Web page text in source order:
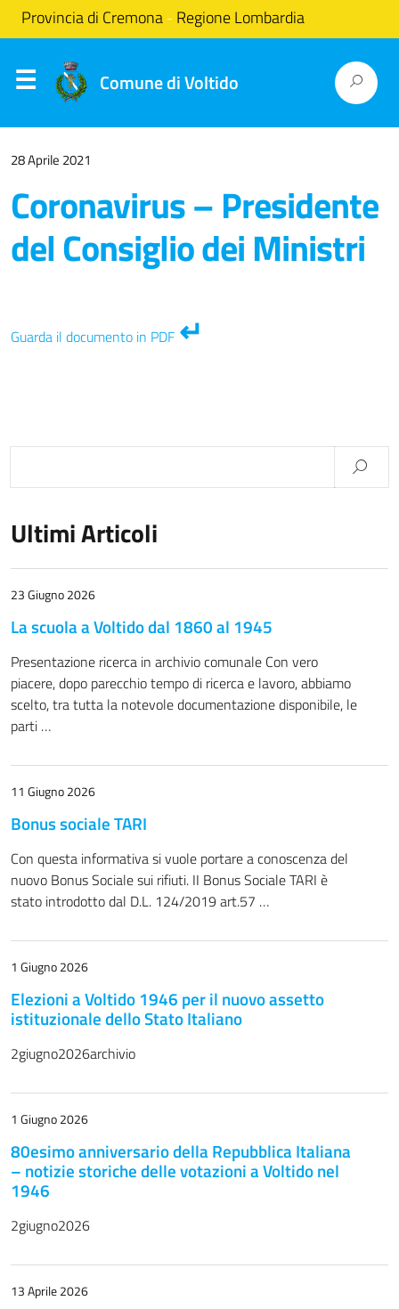
Provincia di Cremona - Regione Lombardia
Comune di Voltido
28 Aprile 2021
Coronavirus – Presidente
del Consiglio dei Ministri
Guarda il documento in PDF
Ultimi Articoli
23 Giugno 2026
La scuola a Voltido dal 1860 al 1945
Presentazione ricerca in archivio comunale Con vero
piacere, dopo parecchio tempo di ricerca e lavoro, abbiamo
scelto, tra tutta la notevole documentazione disponibile, le
parti …
11 Giugno 2026
Bonus sociale TARI
Con questa informativa si vuole portare a conoscenza del
nuovo Bonus Sociale sui rifiuti. II Bonus Sociale TARI è
stato introdotto dal D.L. 124/2019 art.57 …
1 Giugno 2026
Elezioni a Voltido 1946 per il nuovo assetto
istituzionale dello Stato Italiano
2giugno2026archivio
1 Giugno 2026
80esimo anniversario della Repubblica Italiana
– notizie storiche delle votazioni a Voltido nel
1946
2giugno2026
13 Aprile 2026